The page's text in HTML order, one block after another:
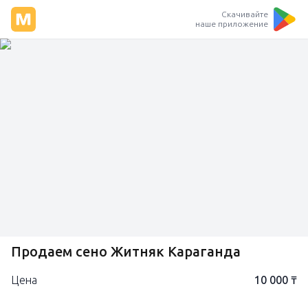
Скачивайте
наше приложение
Продаем сено Житняк Караганда
Цена 10 000 ₸